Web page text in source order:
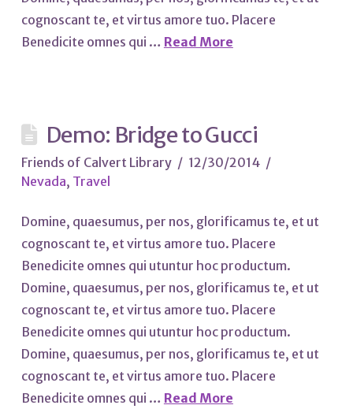
cognoscant te, et virtus amore tuo. Placere
Benedicite omnes qui … Read More
Demo: Bridge to Gucci
Friends of Calvert Library
12/30/2014
Nevada, Travel
Domine, quaesumus, per nos, glorificamus te, et ut
cognoscant te, et virtus amore tuo. Placere
Benedicite omnes qui utuntur hoc productum.
Domine, quaesumus, per nos, glorificamus te, et ut
cognoscant te, et virtus amore tuo. Placere
Benedicite omnes qui utuntur hoc productum.
Domine, quaesumus, per nos, glorificamus te, et ut
cognoscant te, et virtus amore tuo. Placere
Benedicite omnes qui … Read More